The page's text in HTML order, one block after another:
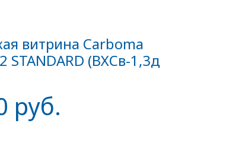
витрина Carboma
STANDARD (ВХСв-1,3д
руб.